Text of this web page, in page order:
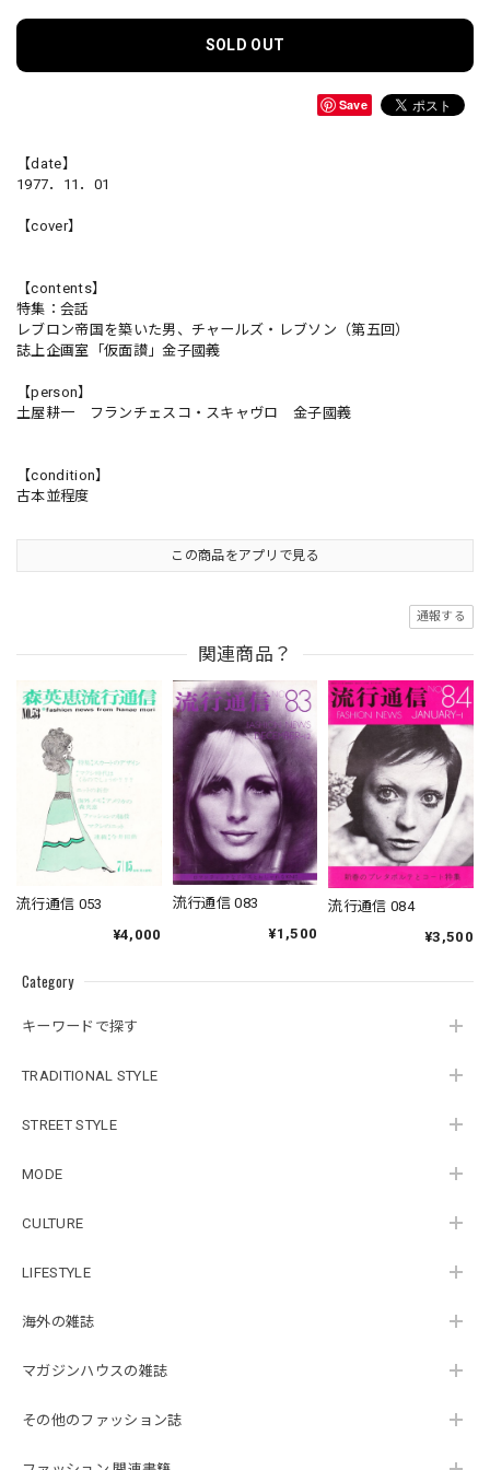
Category
キーワードで探す
TRADITIONAL STYLE
STREET STYLE
MODE
CULTURE
LIFESTYLE
海外の雑誌
マガジンハウスの雑誌
その他のファッション誌
SOLD OUT
Save
【date】
1977．11．01
【cover】
【contents】
特集：会話
レブロン帝国を築いた男、チャールズ・レブソン（第五回）
誌上企画室「仮面讃」金子國義
【person】
土屋耕一 フランチェスコ・スキャヴロ 金子國義
【condition】
古本並程度
この商品をアプリで見る
通報する
関連商品？
流行通信 053
¥4,000
流行通信 083
¥1,500
流行通信 084
¥3,500